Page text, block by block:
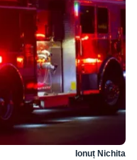
Ionuț Nichita